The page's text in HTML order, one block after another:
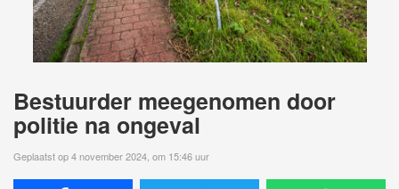
Bestuurder meegenomen door
politie na ongeval
Geplaatst op 4 november 2024, om 15:46 uur